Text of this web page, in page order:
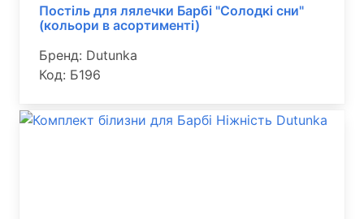
Постіль для лялечки Барбі "Солодкі сни"
(кольори в асортименті)
Бренд: Dutunka
Код: Б196